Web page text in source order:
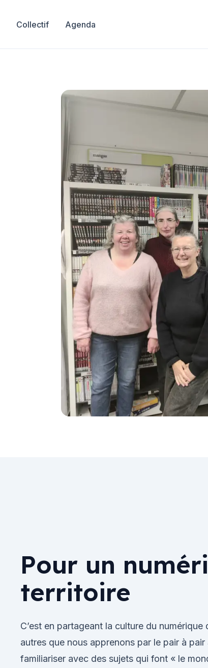
Collectif Agenda
Pour un
territoire
C’est en partageant la culture du numérique
autres que nous apprenons par le pair à pair
familiariser avec des sujets qui font « le